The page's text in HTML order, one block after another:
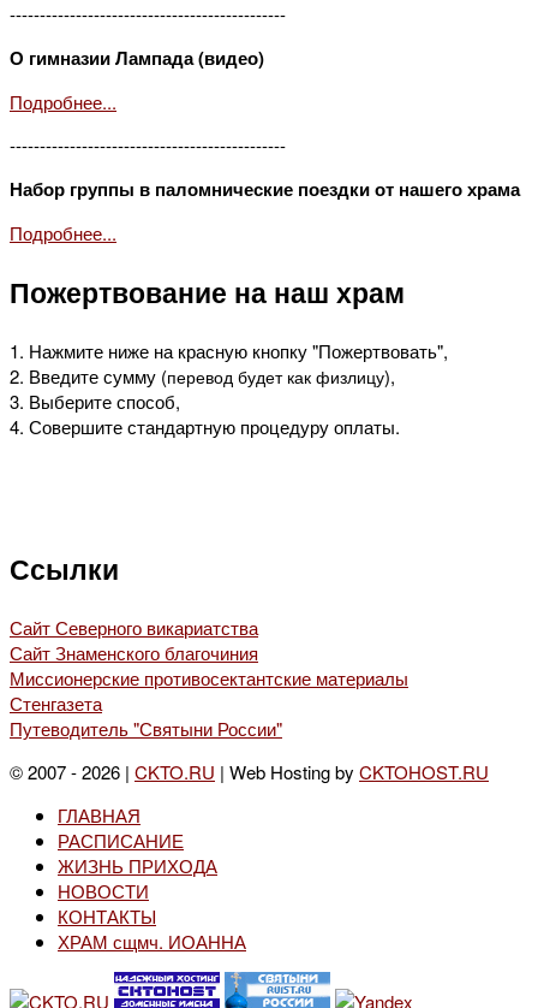
----------------------------------------------
О гимназии Лампада (видео)
Подробнее...
----------------------------------------------
Набор группы в паломнические поездки от нашего храма
Подробнее...
Пожертвование на наш храм
1. Нажмите ниже на красную кнопку "Пожертвовать",
2. Введите сумму (перевод будет как физлицу),
3. Выберите способ,
4. Совершите стандартную процедуру оплаты.
Ссылки
Сайт Северного викариатства
Сайт Знаменского благочиния
Миссионерские противосектантские материалы
Стенгазета
Путеводитель "Святыни России"
© 2007 - 2026 | CKTO.RU | Web Hosting by CKTOHOST.RU
ГЛАВНАЯ
РАСПИСАНИЕ
ЖИЗНЬ ПРИХОДА
НОВОСТИ
КОНТАКТЫ
ХРАМ сщмч. ИОАННА